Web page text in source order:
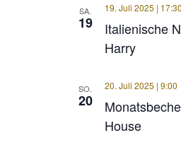
SA.
19
Italienische
Harry
19. Juli 2025 | 17:30
SO.
20
House
20. Juli 2025 | 9:00